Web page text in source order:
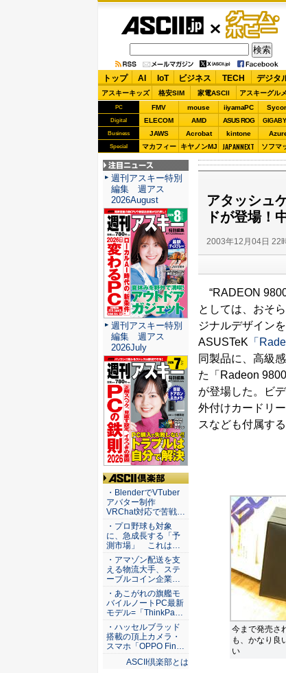
ゲーム・
ホビー
トップ AI IoT ビジネス TECH デジタ
アスキーキッズ 格安SIM 家電ASCII アスキーグルメ
PC FMV mouse iiyamaPC
Digital ELECOM AMD ASUS ROG
Business JAWS Acrobat kintone
Special マカフィー キヤノンMJ JAPANNEXT ソフマ
アタッシュ
ドが登場！
2003年12月04日 22
“RADEON
としては、おそ
ジナルデザイン
ASUSTeK 「
同製品に、高級
た「Radeon
が登場した。ビ
外付けカードリ
スなども付属す
今まで発売さ
も、かなり良
い
注目ニュース
週刊アスキー特別
編集 週アス
2026August
週刊アスキー特別
編集 週アス
2026July
ASCII倶楽部
・BlenderでVTuber
アバター制作
VRChat対応で苦戦…
・プロ野球も対象
に、急成長する「予
測市場」 これは…
・アマゾン配送を支
える物流大手、ステ
ーブルコイン企業…
・あこがれの旗艦モ
バイルノートPC最新
モデル=「ThinkPa…
・ハッセルブラッド
搭載の頂上カメラ・
スマホ「OPPO Fin…
ASCII倶楽部とは